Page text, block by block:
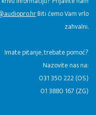
Biti ćemo Vam vrlo
zahvalni.
​Imate pitanje, trebate pomoć?
Nazovite nas na:
031 350 222 (OS)
01 3880 167 (ZG)